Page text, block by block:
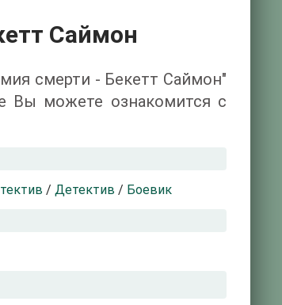
Саймон
смерти - Бекетт Саймон"
Вы можете ознакомится с
/ Детектив / Боевик